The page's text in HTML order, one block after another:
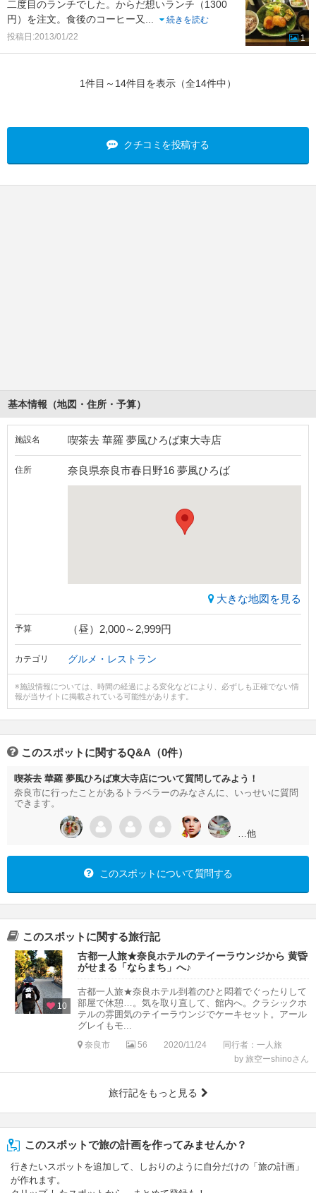
二度目のランチでした。からだ想いランチ（1300
円）を注文。食後のコーヒー又...
続きを読む
投稿日:2013/01/22
1
1件目～14件目を表示（全14件中）
クチコミを投稿する
基本情報（地図・住所・予算）
施設名 喫茶去 華羅 夢風ひろば東大寺店
住所 奈良県奈良市春日野16 夢風ひろば
大きな地図を見る
予算 （昼）2,000～2,999円
カテゴリ グルメ・レストラン
※施設情報については、時間の経過による変化などにより、必ずしも正確でない情
報が当サイトに掲載されている可能性があります。
このスポットに関するQ&A（0件）
喫茶去 華羅 夢風ひろば東大寺店について質問してみよう！
奈良市に行ったことがあるトラベラーのみなさんに、いっせいに質問
できます。
…他
このスポットについて質問する
このスポットに関する旅行記
10
古都一人旅★奈良ホテルのテイーラウンジから 黄昏
がせまる「ならまち」へ♪
古都一人旅★奈良ホテル到着のひと悶着でぐったりして
部屋で休憩…。気を取り直して、館内へ。クラシックホ
テルの雰囲気のテイーラウンジでケーキセット。アール
グレイもモ...
奈良市 56 2020/11/24
同行者：一人旅
by 旅空ーshinoさん
旅行記をもっと見る
このスポットで旅の計画を作ってみませんか？
行きたいスポットを追加して、しおりのように自分だけの「旅の計画」
が作れます。